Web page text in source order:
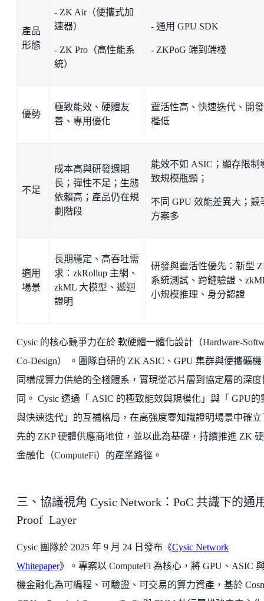
產品
形態
- ZK Air（便攜式加
速器）
- ZK Pro（高性能系
統）
- 通用 GPU SDK
- ZKPoG 端到端棧
優勢
極致能效、硬體友
善、專用優化
靈活性高、快速迭代、開
檻低
不足
成本高與研發週期
長；彈性不足；生態
依賴高；產品仍在規
劃階段
能效不如 ASIC；顯存限制
致規模瓶頸；
不同 GPU 效能差異大；競
方案多
適用
場景
長期穩定、高吞吐需
求：zkRollup 主網、
zkML 大模型、遞迴
證明
研發與靈活性優先：新型
系統測試、跨鏈驗證、
小規模推理、身分認證
Cysic 的核心競爭力在於 軟硬體一體化設計（Hardware-
Co-Design） 。團隊自研的 ZK ASIC、GPU 集群與便攜礦機
同構成算力供給的全棧體系，實現從芯片層到協定層的深度
同。 Cysic 透過「 ASIC 的極致能效與規模化」與「 GPU的
與快速迭代」的互補格局，在高強度零知識證明場景中確立
先的 ZKP 硬體供應商地位，並以此為基礎，持續推進 ZK
金融化（ComputeFi）的產業路徑。
三、協議視角 Cysic Network：PoC 共識下的通
Proof Layer
Cysic 團隊於 2025 年 9 月 24 日發布《Cysic Network
Whitepaper》。專案以 ComputeFi 為核心，將 GPU、ASIC
機金融化為可編程、可驗證、可交易的算力資產，基於